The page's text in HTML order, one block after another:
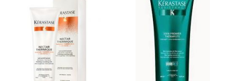
teljes hosszára és a hajvégekre.
Finoman masszírozza a hajba,
hagyja 1 percig hatni, majd
alaposan öblítse ki.